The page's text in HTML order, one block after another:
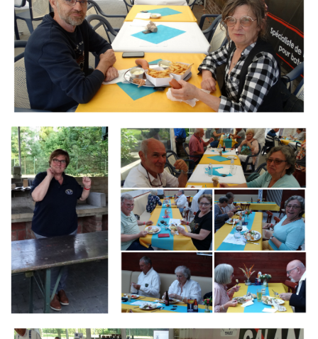
Branding
ARMCHAIR
Branding
ARMCHAIR
Branding